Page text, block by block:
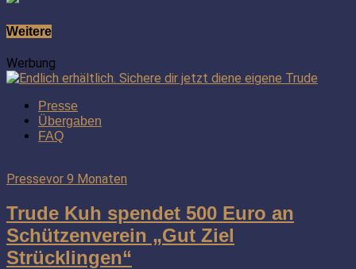
Weitere
Werbung
Presse
Übergaben
FAQ
Pressevor 9 Monaten
Trude Kuh spendet 500 Euro an
Schützenverein „Gut Ziel
Strücklingen“